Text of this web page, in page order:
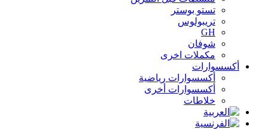
تستو بوستر
تريبولوس
GH
شوفان
مكملات اخرى
أكسسوارات
أكسسوارات رياضية
أكسسوارات أخرى
خلاطات